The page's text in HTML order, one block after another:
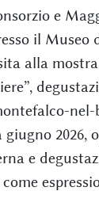
e
il Museo
alla
nel-
2026,
e